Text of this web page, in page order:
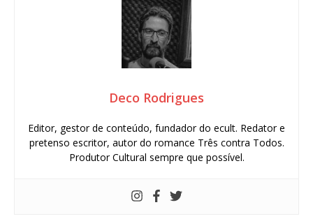
Deco Rodrigues
Editor, gestor de conteúdo, fundador do ecult. Redator e
pretenso escritor, autor do romance Três contra Todos.
Produtor Cultural sempre que possível.